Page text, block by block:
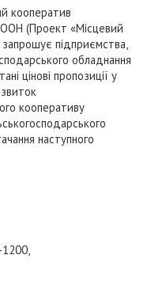
кооператив
(Проект «Місцевий
підприємства,
обладнання
цінові пропозиції у
кооперативу
наступного